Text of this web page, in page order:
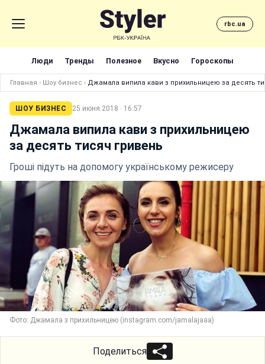
rbc.ua
Люди Тренды Полезное Вкусно Гороскопы
Главная › Шоу бизнес › Джамала випила кави з прихильницею за десять
ШОУ БИЗНЕС 25 июня 2018 · 16:57
Джамала випила кави з прихильницею
за десять тисяч гривень
Гроші підуть на допомогу українському режисеру
Фото: Джамала з прихильницею (instagram.com/jamalajaaa)
Поделиться